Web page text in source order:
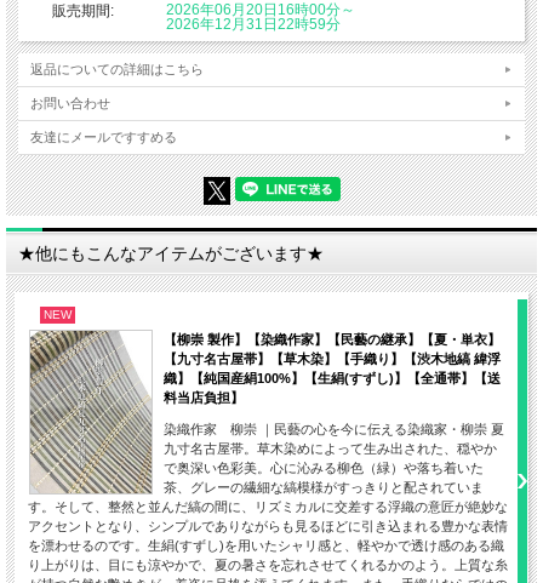
販売期間:
2026年06月20日16時00分～
2026年12月31日22時59分
返品についての詳細はこちら
お問い合わせ
友達にメールですすめる
★他にもこんなアイテムがございます★
NEW
【柳崇 製作】【染織作家】【民藝の継承】【夏・単衣】
【九寸名古屋帯】【草木染】【手織り】【渋木地縞 緯浮
織】【純国産絹100%】【生絹(すずし)】【全通帯】【送
料当店負担】
染織作家 柳崇 ｜民藝の心を今に伝える染織家・柳崇 夏
九寸名古屋帯。草木染めによって生み出された、穏やか
で奥深い色彩美。心に沁みる柳色（緑）や落ち着いた
茶、グレーの繊細な縞模様がすっきりと配されていま
す。そして、整然と並んだ縞の間に、リズミカルに交差する浮織の意匠が絶妙な
アクセントとなり、シンプルでありながらも見るほどに引き込まれる豊かな表情
を漂わせるのです。生絹(すずし)を用いたシャリ感と、軽やかで透け感のある織
り上がりは、目にも涼やかで、夏の暑さを忘れさせてくれるかのよう。上質な糸